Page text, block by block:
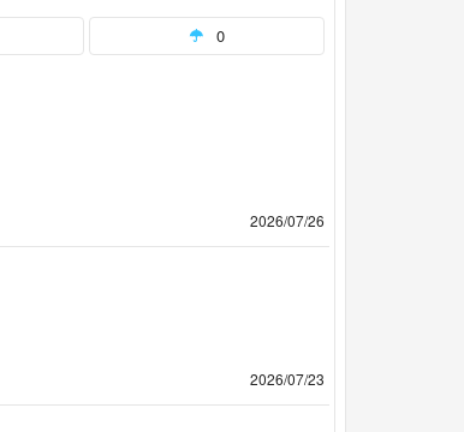
0
2026/07/26
2026/07/23